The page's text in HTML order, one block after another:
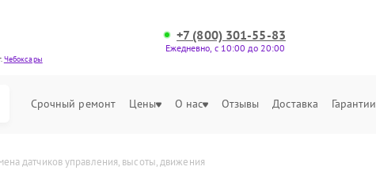
Чебоксары
+7 (800) 301-55-83
Ежедневно, с 10:00 до 20:00
Срочный ремонт Цены О нас Отзывы Доставка Гарантии
датчиков управления, высоты, движения